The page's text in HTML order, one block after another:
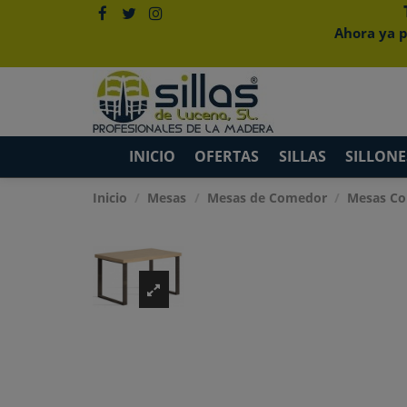
Ahora ya
INICIO OFERTAS SILLAS
Inicio Mesas Mesas de Comedor Mesas